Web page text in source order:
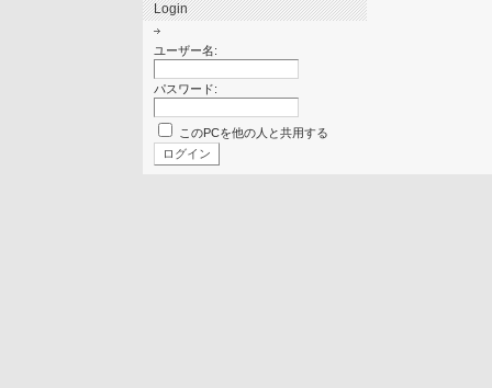
Login
ユーザー名:
パスワード:
このPCを他の人と共用する